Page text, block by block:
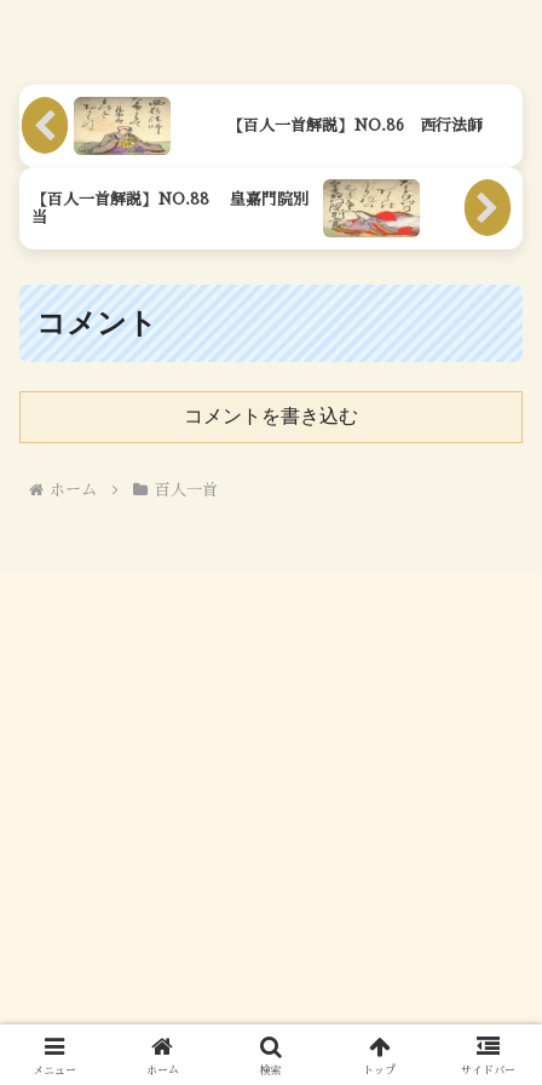
【百人一首解説】NO.86 西行法師
【百人一首解説】NO.88 皇嘉門院別
当
コメント
コメントを書き込む
ホーム 百人一首
メニュー ホーム 検索 トップ サイドバー